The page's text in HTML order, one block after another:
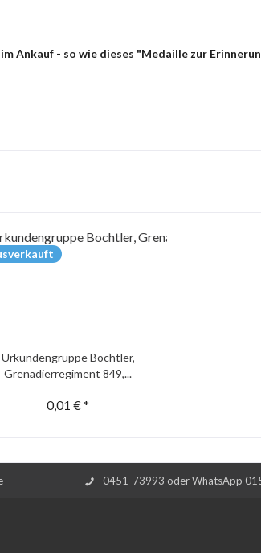
Ankauf - so wie dieses "Medaille zur
Urkundengruppe Bochtler,
Grenadierregiment 849,...
0,01 € *
0451-73993 oder WhatsApp